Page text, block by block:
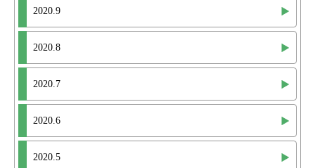
2020.9
2020.8
2020.7
2020.6
2020.5